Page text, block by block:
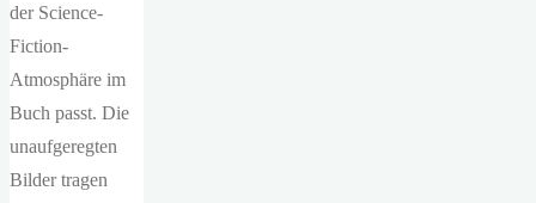
der Science-
Fiction-
Atmosphäre im
Buch passt. Die
unaufgeregten
Bilder tragen